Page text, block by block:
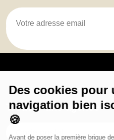
Trouver une agence